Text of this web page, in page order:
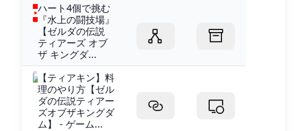
ハート4個で挑む
『水上の闘技場』
【ゼルダの伝説
ティアーズ オブ
ザ キングダ...
【ティアキン】料
理のやり方【ゼル
ダの伝説ティアー
ズオブザキングダ
ム】 - ゲーム...